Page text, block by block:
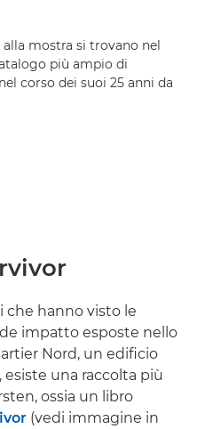
mostra si trovano nel
più ampio di
corso dei suoi 25 anni da
che hanno visto le
impatto esposte nello
Nord, un edificio
una raccolta più
ossia un libro
(vedi immagine in